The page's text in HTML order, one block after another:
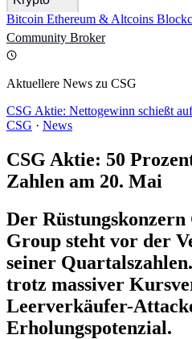
Bitcoin Ethereum & Altcoins
Community Broker
Aktuellere News zu CSG
CSG Aktie: Nettogewinn schießt
CSG · News
CSG Aktie: 50
Zahlen am 20. Mai
Der Rüstungskonzern
Group steht vor der
seiner
trotz massiver
Leerverkäufer-
Erholungspotenzial.